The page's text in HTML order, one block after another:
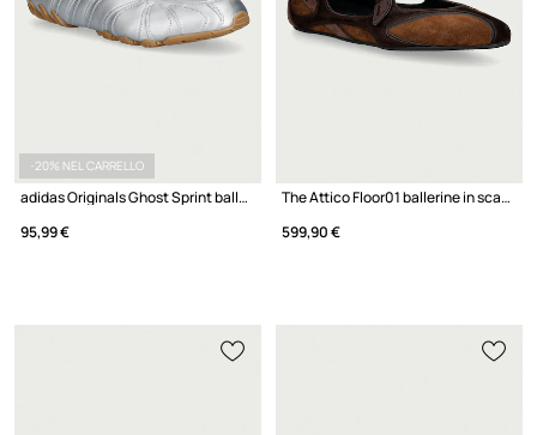
-20% NEL CARRELLO
adidas Originals Ghost Sprint ballerine
95,99 €
The Attico Floor01 ballerine in scamoscio
599,90 €